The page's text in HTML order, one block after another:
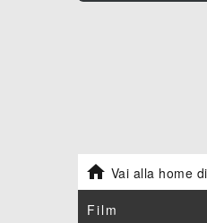
 Vai alla home
Film